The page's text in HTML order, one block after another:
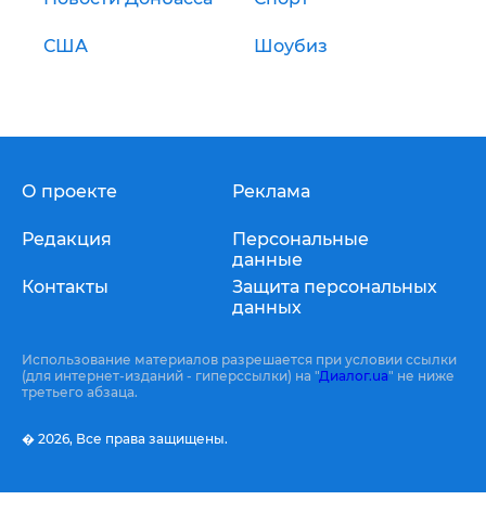
США Шоубиз
О проекте
Редакция
Контакты
Реклама
Персональные
данные
Защита персональных
данных
Использование материалов разрешается при условии ссылки
(для интернет-изданий - гиперссылки) на "Диалог.ua" не ниже
третьего абзаца.
� 2026, Все права защищены.